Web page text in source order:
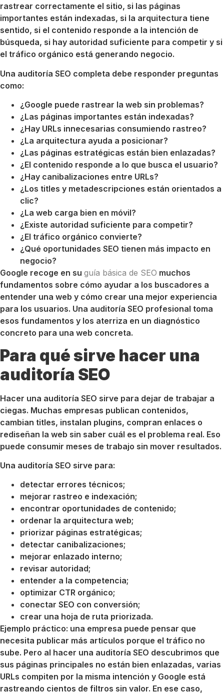
rastrear correctamente el sitio, si las páginas
importantes están indexadas, si la arquitectura tiene
sentido, si el contenido responde a la intención de
búsqueda, si hay autoridad suficiente para competir y si
el tráfico orgánico está generando negocio.
Una auditoría SEO completa debe responder preguntas
como:
¿Google puede rastrear la web sin problemas?
¿Las páginas importantes están indexadas?
¿Hay URLs innecesarias consumiendo rastreo?
¿La arquitectura ayuda a posicionar?
¿Las páginas estratégicas están bien enlazadas?
¿El contenido responde a lo que busca el usuario?
¿Hay canibalizaciones entre URLs?
¿Los titles y metadescripciones están orientados a
clic?
¿La web carga bien en móvil?
¿Existe autoridad suficiente para competir?
¿El tráfico orgánico convierte?
¿Qué oportunidades SEO tienen más impacto en
negocio?
Google recoge en su guía básica de SEO muchos
fundamentos sobre cómo ayudar a los buscadores a
entender una web y cómo crear una mejor experiencia
para los usuarios. Una auditoría SEO profesional toma
esos fundamentos y los aterriza en un diagnóstico
concreto para una web concreta.
Para qué sirve hacer una
auditoría SEO
Hacer una auditoría SEO sirve para dejar de trabajar a
ciegas. Muchas empresas publican contenidos,
cambian titles, instalan plugins, compran enlaces o
rediseñan la web sin saber cuál es el problema real. Eso
puede consumir meses de trabajo sin mover resultados.
Una auditoría SEO sirve para:
detectar errores técnicos;
mejorar rastreo e indexación;
encontrar oportunidades de contenido;
ordenar la arquitectura web;
priorizar páginas estratégicas;
detectar canibalizaciones;
mejorar enlazado interno;
revisar autoridad;
entender a la competencia;
optimizar CTR orgánico;
conectar SEO con conversión;
crear una hoja de ruta priorizada.
Ejemplo práctico: una empresa puede pensar que
necesita publicar más artículos porque el tráfico no
sube. Pero al hacer una auditoría SEO descubrimos que
sus páginas principales no están bien enlazadas, varias
URLs compiten por la misma intención y Google está
rastreando cientos de filtros sin valor. En ese caso,